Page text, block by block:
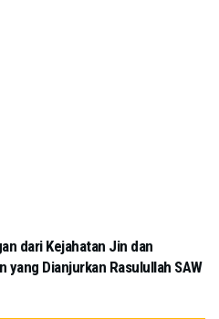
dari Kejahatan Jin dan
yang Dianjurkan Rasulullah SAW